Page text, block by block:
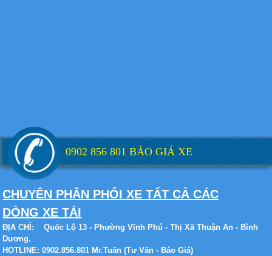
Xe tải Foton 990kg
0902 856 801 BÁO GIÁ XE
CHUYÊN PHÂN PHỐI XE TẤT CẢ CÁC
DÒNG XE TẢI
ĐỊA CHỈ:
Quốc Lộ 13 - Phường Vĩnh Phú - Thị Xã Thuận An - Bình
Dương.
HOTLINE: 0902.856.801 Mr.Tuấn (Tư Vấn - Báo Giá)